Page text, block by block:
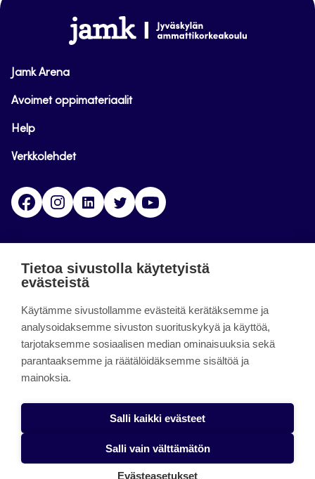
www.jamk.fi
Jamk Arena
Avoimet oppimateriaalit
Help
Verkkolehdet
FacebookInstagramLinkedinTwitter
päättynyt 11.9.2023.
About the site
Käyttöehdot
Saavutettavuusseloste
Alasottoilmoitus
Tietoa sivustolla käytetyistä
evästeistä
Käytämme sivustollamme evästeitä kerätäksemme ja
analysoidaksemme sivuston suorituskykyä ja käyttöä,
tarjotaksemme sosiaalisen median ominaisuuksia sekä
parantaaksemme ja räätälöidäksemme sisältöä ja
mainoksia.
Salli kaikki evästeet
Salli vain välttämätön
Evästeasetukset